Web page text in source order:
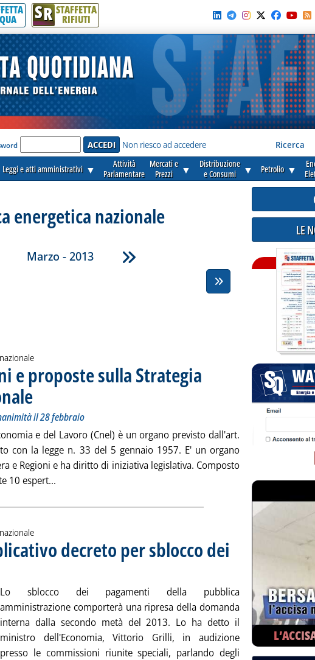
SR STAFFETTA
RIFIUTI
Non riesco ad accedere Ricerca
Leggi e atti amministrativi ▼
Attività
Parlamentare
Mercati e
Prezzi
▼
Distribuzione
e Consumi
▼ Petrolio ▼
energetica nazionale
Marzo - 2013
e proposte sulla Strategia
. Sottotitolo: Approvate dall'assemblea all'unanimità il 28 febbraio
. Pubblicata venerdì 29 marzo 2013 alle 12.5.
il 28 febbraio
e del Lavoro (Cnel) è un organo previsto dall'art.
con la legge n. 33 del 5 gennaio 1957. E' un organo
e Regioni e ha diritto di iniziativa legislativa. Composto
10 espert... Leggi tutta la notizia: 'Cnel, osservazioni e proposte sulla
decreto per sblocco dei
giovedì 28 marzo 2013 alle 18.10.
Lo sblocco dei pagamenti della pubblica
amministrazione comporterà una ripresa della domanda
interna dalla secondo metà del 2013. Lo ha detto il
ministro dell'Economia, Vittorio Grilli, in audizione
presso le commissioni riunite speciali, parlando degli
LE